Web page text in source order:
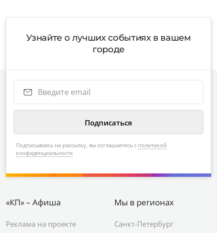
Узнайте о лучших событиях в вашем
городе
Подписываясь на рассылку, вы соглашаетесь с политикой
конфиденциальности
«КП» – Афиша
Реклама на проекте
Мы в регионах
Санкт-Петербург